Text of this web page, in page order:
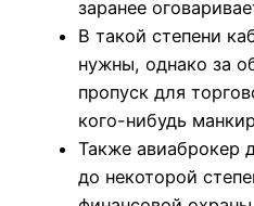
заранее
В такой степени
нужны, однако за
пропуск для
кого-нибудь
Также авиаброкер
до некоторой